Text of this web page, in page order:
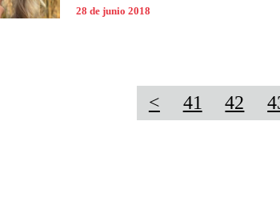
28 de junio 2018
< 41 42